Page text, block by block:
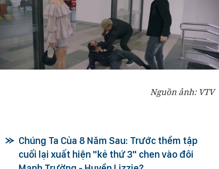
Nguồn ảnh: VTV
Chúng Ta Của 8 Năm Sau: Trước thềm tập
cuối lại xuất hiện "kẻ thứ 3" chen vào đôi